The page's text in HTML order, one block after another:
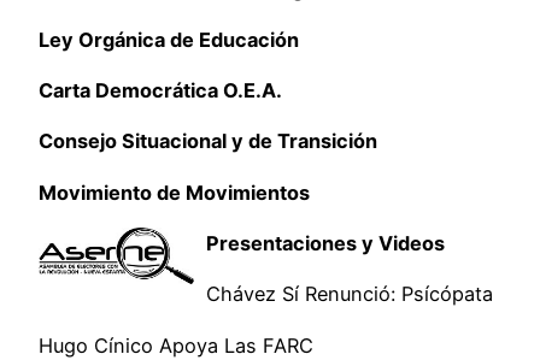
Ley Orgánica de Educación
Carta Democrática O.E.A.
Consejo Situacional y de Transición
Movimiento de Movimientos
Presentaciones y Videos
Chávez Sí Renunció: Psícópata
Hugo Cínico Apoya Las FARC